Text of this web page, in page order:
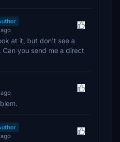
at it, but don't see a
Can you send me a direct